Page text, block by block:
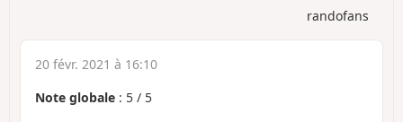
randofans
20 févr. 2021 à 16:10
Note globale : 5 / 5